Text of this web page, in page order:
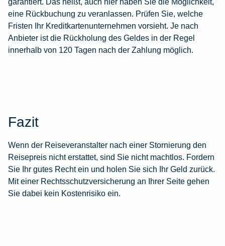
eine Rückbuchung zu veranlassen. Prüfen Sie, welche
Fristen Ihr Kreditkartenunternehmen vorsieht. Je nach
Anbieter ist die Rückholung des Geldes in der Regel
innerhalb von 120 Tagen nach der Zahlung möglich.
Fazit
Wenn der Reiseveranstalter nach einer Stornierung den
Reisepreis nicht erstattet, sind Sie nicht machtlos. Fordern
Sie Ihr gutes Recht ein und holen Sie sich Ihr Geld zurück.
Mit einer Rechtsschutzversicherung an Ihrer Seite gehen
Sie dabei kein Kostenrisiko ein.